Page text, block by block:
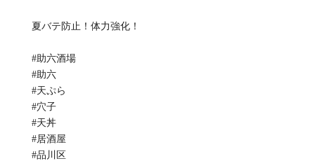
夏バテ防止！体力強化！
#助六酒場
#助六
#天ぷら
#穴子
#天丼
#居酒屋
#品川区